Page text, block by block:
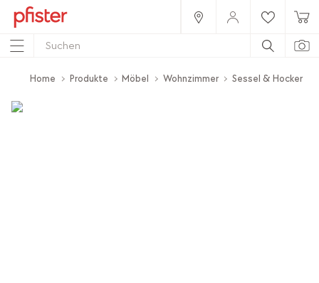
Home Produkte Möbel Wohnzimmer Sessel & Hocker